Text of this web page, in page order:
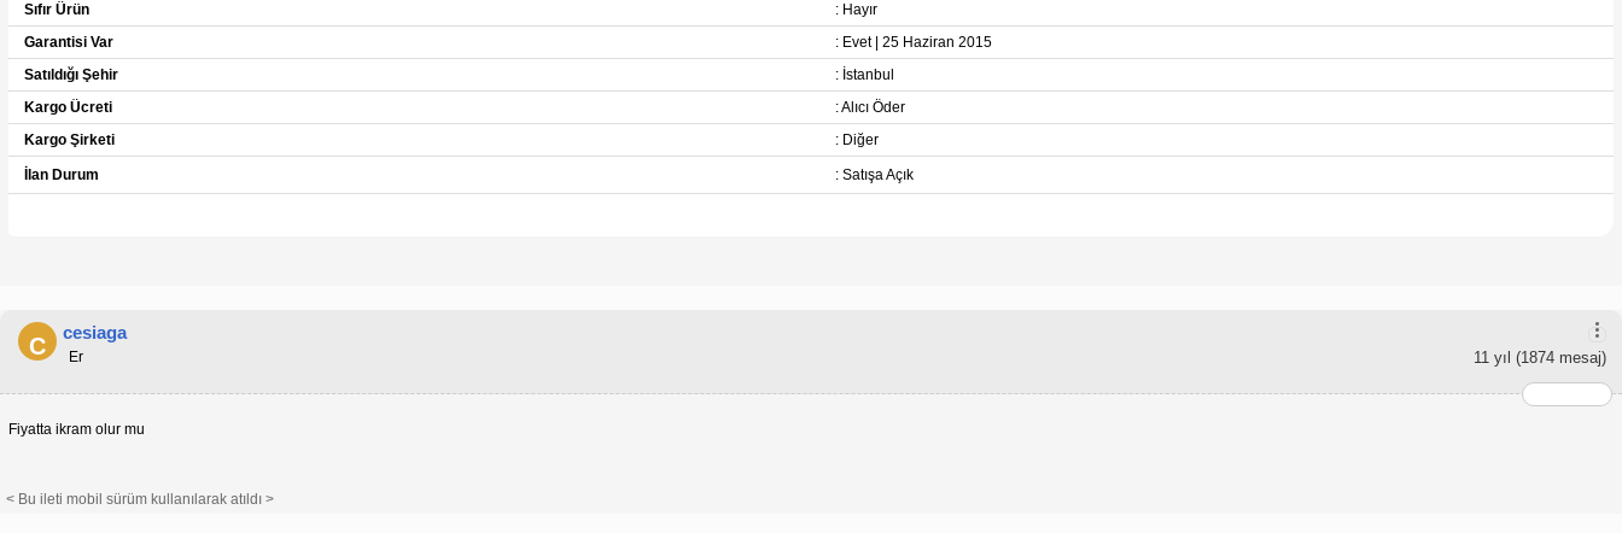
Sıfır Ürün
: Hayır
Garantisi Var
: Evet | 25 Haziran 2015
Satıldığı Şehir
: İstanbul
Kargo Ücreti
: Alıcı Öder
Kargo Şirketi
: Diğer
İlan Durum : Satışa Açık
C
cesiaga
11 yıl (1874 mesaj)
Er
Fiyatta ikram olur mu
< Bu ileti mobil sürüm kullanılarak atıldı >